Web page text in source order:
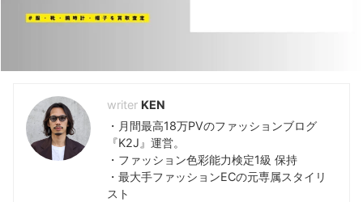
ニューバランス(9) ノードグリーン
KEN
・月間最高18万PVのファッションブログ
『K2J』運営。
・ファッション色彩能力検定1級 保持
・最大手ファッションECの元専属スタイリ
スト